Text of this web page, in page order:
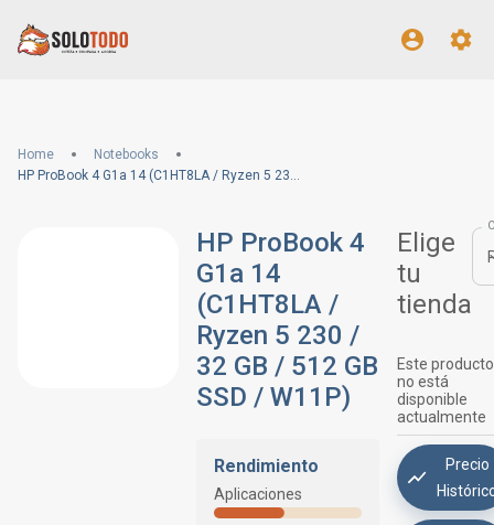
Home
Notebooks
HP ProBook 4 G1a 14 (C1HT8LA / Ryzen 5 230 / 32 GB / 512 GB SSD / W11P)
HP ProBook 4
G1a 14
(C1HT8LA /
Ryzen 5 230 /
32 GB / 512 GB
SSD / W11P)
Rendimiento
Aplicaciones
Elige
tu
tienda
Este producto
no está
disponible
actualmente
Precio